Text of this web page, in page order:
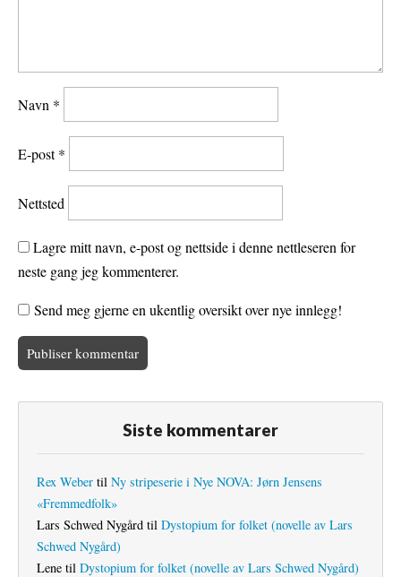
Navn *
E-post*
Nettsted
Lagre mitt navn, e-post og nettside i denne nettleseren for
neste gang jeg kommenterer.
Send meg gjerne en ukentlig oversikt over nye innlegg!
Siste kommentarer
Rex Weber til Ny stripeserie i Nye NOVA: Jørn Jensens
«Fremmedfolk»
Lars Schwed Nygård til Dystopium for folket (novelle av Lars
Schwed Nygård)
Lene til Dystopium for folket (novelle av Lars Schwed Nygård)